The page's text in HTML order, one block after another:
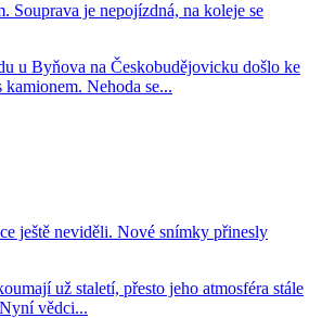
Souprava je nepojízdná, na koleje se
u Byňova na Českobudějovicku došlo ke
Nehoda se...
ještě neviděli. Nové snímky přinesly
už staletí, přesto jeho atmosféra stále
vědci...